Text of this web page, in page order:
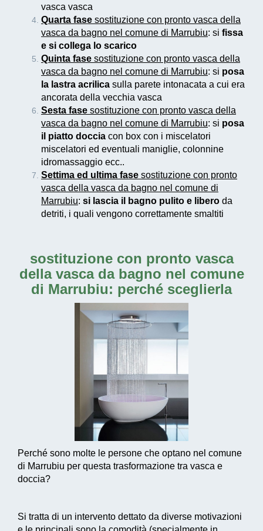
vasca vasca
Quarta fase sostituzione con pronto vasca della
vasca da bagno nel comune di Marrubiu: si fissa
e si collega lo scarico
Quinta fase sostituzione con pronto vasca della
vasca da bagno nel comune di Marrubiu: si posa
la lastra acrilica sulla parete intonacata a cui era
ancorata della vecchia vasca
Sesta fase sostituzione con pronto vasca della
vasca da bagno nel comune di Marrubiu: si posa
il piatto doccia con box con i miscelatori
miscelatori ed eventuali maniglie, colonnine
idromassaggio ecc..
Settima ed ultima fase sostituzione con pronto
vasca della vasca da bagno nel comune di
Marrubiu: si lascia il bagno pulito e libero da
detriti, i quali vengono correttamente smaltiti
sostituzione con pronto vasca
della vasca da bagno nel comune
di Marrubiu: perché sceglierla
Perché sono molte le persone che optano nel comune
di Marrubiu per questa trasformazione tra vasca e
doccia?
Si tratta di un intervento dettato da diverse motivazioni